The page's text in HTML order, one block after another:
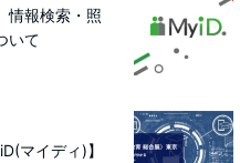
情報検索・照
いて
マイディ)】